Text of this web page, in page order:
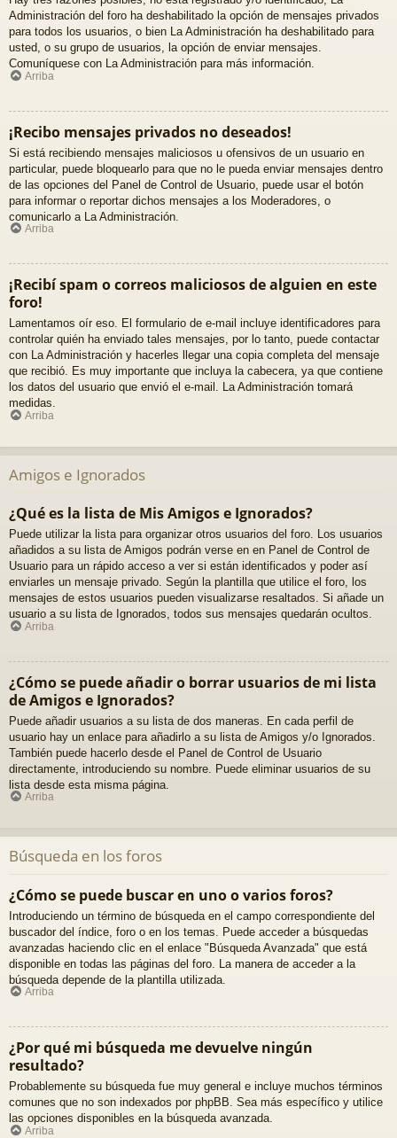
Administración del foro ha deshabilitado la opción de mensajes privados
para todos los usuarios, o bien La Administración ha deshabilitado para
usted, o su grupo de usuarios, la opción de enviar mensajes.
Comuníquese con La Administración para más información.
Arriba
¡Recibo mensajes privados no deseados!
Si está recibiendo mensajes maliciosos u ofensivos de un usuario en
particular, puede bloquearlo para que no le pueda enviar mensajes dentro
de las opciones del Panel de Control de Usuario, puede usar el botón
para informar o reportar dichos mensajes a los Moderadores, o
comunicarlo a La Administración.
Arriba
¡Recibí spam o correos maliciosos de alguien en este
foro!
Lamentamos oír eso. El formulario de e-mail incluye identificadores para
controlar quién ha enviado tales mensajes, por lo tanto, puede contactar
con La Administración y hacerles llegar una copia completa del mensaje
que recibió. Es muy importante que incluya la cabecera, ya que contiene
los datos del usuario que envió el e-mail. La Administración tomará
medidas.
Arriba
Amigos e Ignorados
¿Qué es la lista de Mis Amigos e Ignorados?
Puede utilizar la lista para organizar otros usuarios del foro. Los usuarios
añadidos a su lista de Amigos podrán verse en en Panel de Control de
Usuario para un rápido acceso a ver si están identificados y poder así
enviarles un mensaje privado. Según la plantilla que utilice el foro, los
mensajes de estos usuarios pueden visualizarse resaltados. Si añade un
usuario a su lista de Ignorados, todos sus mensajes quedarán ocultos.
Arriba
¿Cómo se puede añadir o borrar usuarios de mi lista
de Amigos e Ignorados?
Puede añadir usuarios a su lista de dos maneras. En cada perfil de
usuario hay un enlace para añadirlo a su lista de Amigos y/o Ignorados.
También puede hacerlo desde el Panel de Control de Usuario
directamente, introduciendo su nombre. Puede eliminar usuarios de su
lista desde esta misma página.
Arriba
Búsqueda en los foros
¿Cómo se puede buscar en uno o varios foros?
Introduciendo un término de búsqueda en el campo correspondiente del
buscador del índice, foro o en los temas. Puede acceder a búsquedas
avanzadas haciendo clic en el enlace "Búsqueda Avanzada" que está
disponible en todas las páginas del foro. La manera de acceder a la
búsqueda depende de la plantilla utilizada.
Arriba
¿Por qué mi búsqueda me devuelve ningún
resultado?
Probablemente su búsqueda fue muy general e incluye muchos términos
comunes que no son indexados por phpBB. Sea más específico y utilice
las opciones disponibles en la búsqueda avanzada.
Arriba